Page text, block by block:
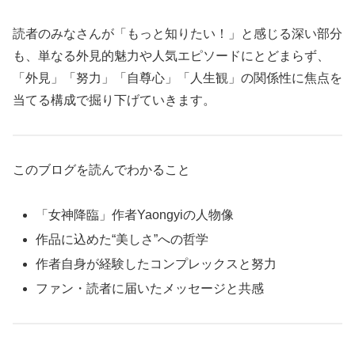
読者のみなさんが「もっと知りたい！」と感じる深い部分
も、単なる外見的魅力や人気エピソードにとどまらず、
「外見」「努力」「自尊心」「人生観」の関係性に焦点を
当てる構成で掘り下げていきます。
このブログを読んでわかること
「女神降臨」作者Yaongyiの人物像
作品に込めた“美しさ”への哲学
作者自身が経験したコンプレックスと努力
ファン・読者に届いたメッセージと共感